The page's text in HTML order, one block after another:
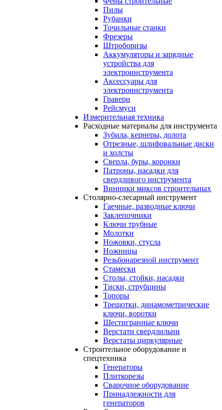
Пилы
Рубанки
Точильные станки
Фрезеры
Штроборизы
Аккумуляторы и зарядные
устройства для
электроинструмента
Аксессуары для
электроинструмента
Гравери
Рейсмуси
Измерительная техника
Расходные материалы для инструмента
Зубила, кернеры, долота
Отрезные, шлифовальные диски
и холсты
Сверла, буры, коронки
Патроны, насадки для
свердливого инструмента
Винники миксов строительных
Столярно-слесарный инструмент
Гаечные, разводные ключи
Заклепочники
Ключи трубные
Молотки
Ножовки, стусла
Ножницы
Резьбонарезной инструмент
Стамески
Столы, стойки, насадки
Тиски, струбцины
Топоры
Трещотки, динамометрические
ключи, воротки
Шестигранные ключи
Верстати свердлильни
Верстаты циркулярные
Строительное оборудование и
спецтехника
Генераторы
Плиткорезы
Сварочное оборудование
Принадлежности для
генераторов